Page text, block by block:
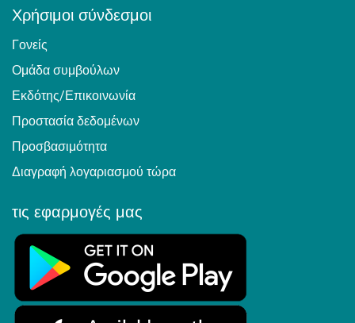
Χρήσιμοι σύνδεσμοι
Γονείς
Ομάδα συμβούλων
Εκδότης/Επικοινωνία
Προστασία δεδομένων
Προσβασιμότητα
Διαγραφή λογαριασμού τώρα
τις εφαρμογές μας